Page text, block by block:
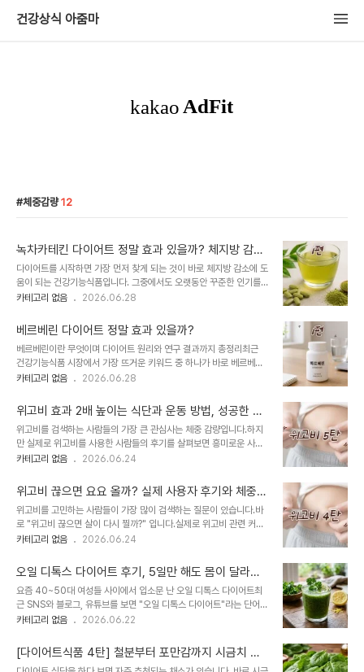
건강상식 아줌마
체중감량 12
녹차카테킨 다이어트 정말 효과 있을까? 체지방 감소
원리와 연구 결과 총정리
다이어트를 시작하면 가장 먼저 찾게 되는 것이 바로 체지방 감소에 도
움이 되는 건강기능식품입니다. 그중에서도 오랫동안 꾸준한 인기를
유지하고 있는 성분이 바로 녹차카테킨입니다.최근에는 베르베린, 애
카테킨은 식품의약품안전처에서 체지방 감소 기능성을 인정받은 대표
적인 기능성 원료라는 점에서 여전히 많은 관심을 받고 있습니다.인터
넷에서는 "녹차만 마셔도 살이 빠진다", "카테킨이 지방을 녹여준
다"와 같은 이야기를 쉽게 접할 수 있습니다. 하지만 정말 녹차카테킨
은 다이어트에 효과가 있을까요? 실제 연구에서는 어떤 결과가 나왔으
녹차카테킨의 성분부터 다이어트 원리, 연구 결과, 그리고 ..
카테고리 없음 2026.06.28
베르베린 다이어트 정말 효과 있을까?
베르베린이란 무엇이며 다이어트 원리와 연구 결과까지 총정리최근
건강기능식품 시장에서 가장 뜨거운 키워드 중 하나가 바로 베르베린
(Berberine)입니다. 해외에서는 'Nature's Ozempic(천연 오젬
고 있으며, 국내에서도 베르베린 다이어트, 베르베린 효능, 혈당 관리
영양제 등의 검색량이 꾸준히 증가하고 있습니다.하지만 정말 베르베
린만 먹으면 살이 빠질까요? 일부 광고처럼 '먹기만 하면 체중이 감량
된다'는 말은 사실일까요?결론부터 말하면 베르베린은 체중 감량을 보
장하는 다이어트 약이 아닙니다. 다만 혈당과 인슐린 저항성, 지방 대
될 수 있는 성분으로 활발히 연구..
카테고리 없음 2026.06.28
위고비 효과 2배 높이는 식단과 운동 방법, 성공한 사
람들의 공통점은?
위고비를 검색하는 사람들의 가장 큰 관심사는 체중 감량입니다.하지
만 실제로 위고비를 사용한 사람들의 후기를 살펴보면 흥미로운 사실
을 발견할 수 있습니다.같은 위고비를 사용했는데도 어떤 사람은 3개
습니다.왜 이런 차이가 발생하는 걸까요?답은 생각보다 단순합니다.바
로 식단과 운동 습관 때문입니다.위고비는 식욕을 줄여주는 강력한 비
만 치료제이지만, 지방을 직접 태워주는 약은 아닙니다. 따라서 어떤
음식을 먹고 어떤 생활습관을 유지하느냐에 따라 결과는 크게 달라질
수 있습니다.이번 글에서는 위고비 효과를 극대화하는 식단과 운동 방
알아보겠습니다. 위고비만 맞으면 살이 빠질까..
카테고리 없음 2026.06.24
위고비 끊으면 요요 올까? 실제 사용자 후기와 체중
변화 총정리
위고비를 고민하는 사람들이 가장 많이 검색하는 질문이 있습니다.바
로 "위고비 끊으면 살이 다시 찔까?" 입니다.실제로 위고비 관련 커뮤
니티와 병원 상담에서도 가장 많이 나오는 질문 중 하나입니다.많은 사
을 합니다.위고비는 평생 맞아야 하나요?끊으면 식욕이 다시 돌아오나
요?요요 없이 유지할 수 있을까요?감량한 체중을 얼마나 유지할 수 있
을까요?사실 체중 감량보다 더 어려운 것이 바로 체중 유지입니다.이
번 글에서는 위고비 중단 후 실제로 어떤 변화가 나타나는지, 실제 후
기와 전문가들이 이야기하는 요요 예방법까지 자세히 알아보겠습니
은 존재합니다.하지만 모든 사람에게 발생하는 것은..
카테고리 없음 2026.06.24
오일 디톡스 다이어트 후기, 5일만 해도 몸이 달라질
까? (파슬리·레몬·올리브오일 레시피 공개)
요즘 40~50대 여성들 사이에서 입소문 난 오일 디톡스 다이어트최
근 SNS와 블로그, 유튜브를 보면 "오일 디톡스 다이어트"라는 단어를
자주 볼 수 있습니다.특히 여성들 사이에서는"아침 공복에 한 잔 마셨
시작했다"는 후기가 빠르게 퍼지고 있습니다.출산 후 늘어난 체중 때
문에 고민하는 30~40대 여성부터 갱년기 이후 뱃살이 늘어나기 시
카테고리 없음 2026.06.22
[다이어트식품 4탄] 철분부터 포만감까지 시금치 제
대로 먹는 방법 총정리